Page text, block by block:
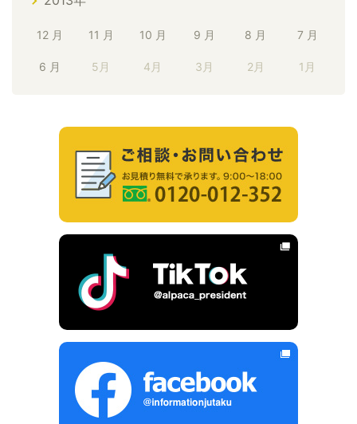
12 月 11 月 10 月 9 月 8 月 7 月
6 月 5月 4月 3月 2月 1月